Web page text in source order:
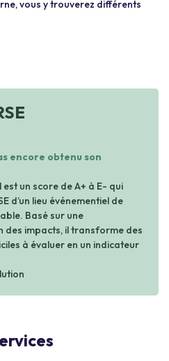
vous y trouverez différents
encore obtenu son
un score de A+ à E- qui
d’un lieu événementiel de
Basé sur une
des impacts, il transforme des
à évaluer en un indicateur